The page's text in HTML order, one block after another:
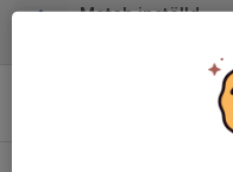
Match inställd